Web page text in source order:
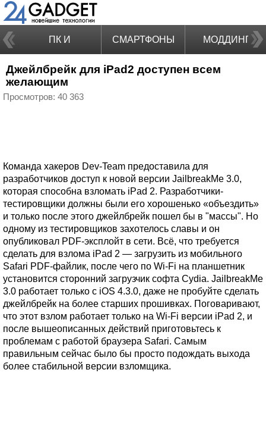
ПК И
НОУТБУКИ
СМАРТФОНЫ МОДДИНГ
Джейлбрейк для iPad2 доступен всем
желающим
Просмотров: 40 363
Команда хакеров Dev-Team предоставила для
разработчиков доступ к новой версии JailbreakMe 3.0,
которая способна взломать iPad 2. Разработчики-
тестировщики должны были его хорошенько «объездить»
и только после этого джейлбрейк пошел бы в "массы". Но
одному из тестировщиков захотелось славы и он
опубликовал PDF-эксплойт в сети. Всё, что требуется
сделать для взлома iPad 2 — загрузить из мобильного
Safari PDF-файлик, после чего по Wi-Fi на планшетник
установится сторонний загрузчик софта Cydia. JailbreakMe
3.0 работает только с iOS 4.3.0, даже не пробуйте сделать
джейлбрейк на более старших прошивках. Поговаривают,
что этот взлом работает только на Wi-Fi версии iPad 2, и
после вышеописанных действий приготовьтесь к
проблемам с работой браузера Safari. Самым
правильным сейчас было бы просто подождать выхода
более стабильной версии взломщика.